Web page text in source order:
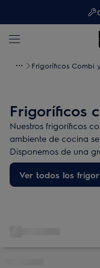
Frigoríficos Combi
Frigoríficos
Nuestros frigoríficos
ambiente de cocina
Disponemos de una
eficientes y con las
conservación.
Ver todos los